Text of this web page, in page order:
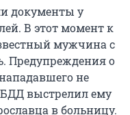
документы у
В этот момент к
мужчина с
Предупреждения о
не
выстрелил ему
в больницу.